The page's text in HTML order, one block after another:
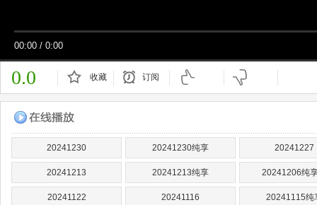
00:00 / 0:00
0.0 收藏 订阅
20241230 20241230纯享 20241227
20241213 20241213纯享 20241206纯
20241122 20241116 20241115纯